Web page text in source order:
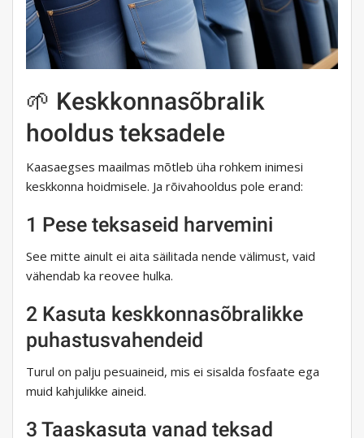
🌱 Keskkonnasõbralik
hooldus teksadele
Kaasaegses maailmas mõtleb üha rohkem inimesi
keskkonna hoidmisele. Ja rõivahooldus pole erand:
1 Pese teksaseid harvemini
See mitte ainult ei aita säilitada nende välimust, vaid
vähendab ka reovee hulka.
2 Kasuta keskkonnasõbralikke
puhastusvahendeid
Turul on palju pesuaineid, mis ei sisalda fosfaate ega
muid kahjulikke aineid.
3 Taaskasuta vanad teksad